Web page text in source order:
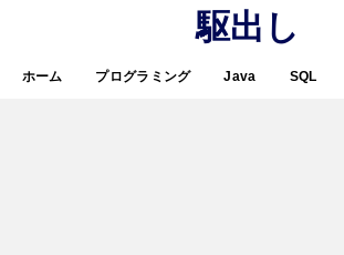
駆出し
ホーム プログラミング Java SQL